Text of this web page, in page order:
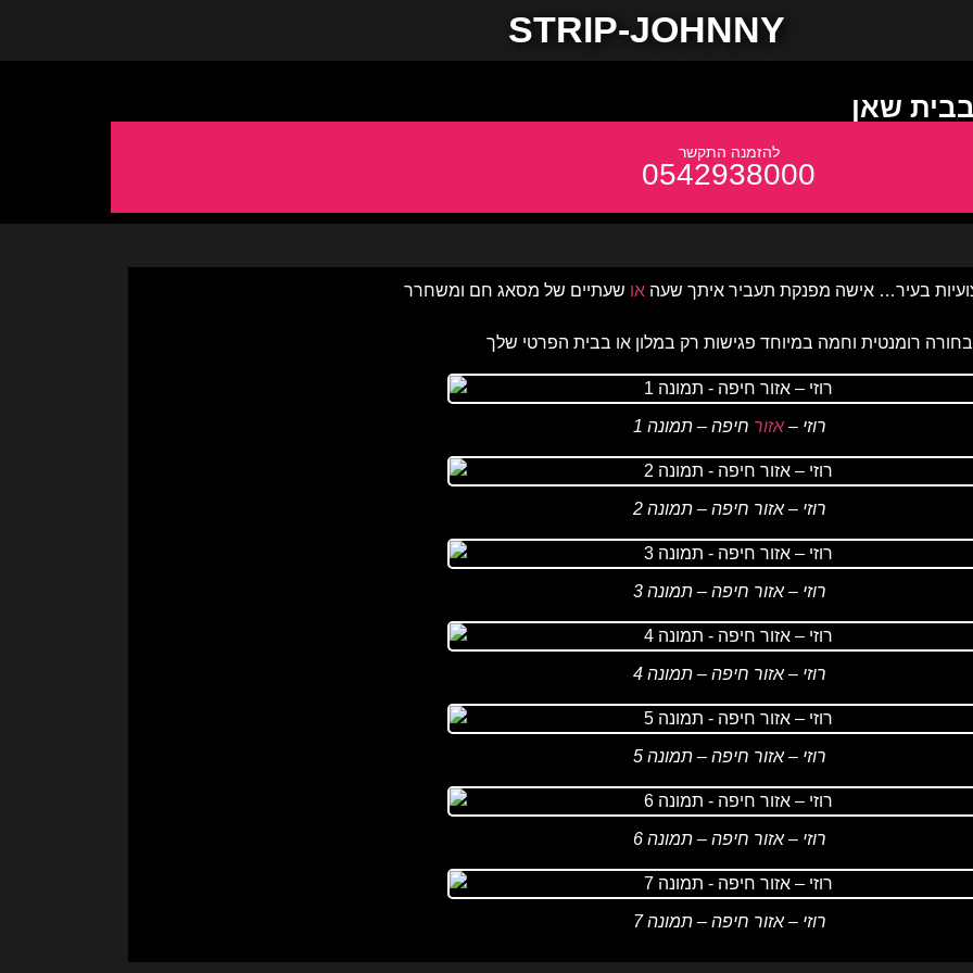
STRIP-JOHNNY
בבית שאן
0542938000
בעיר… אישה מפנקת תעביר איתך שעה או
בחורה רומנטית וחמה במיוחד פגישות רק במלון או בבית הפרטי שלך
רוזי –אזור חיפה – תמונה 1
רוזי – אזור חיפה – תמונה 2
רוזי – אזור חיפה – תמונה 3
רוזי – אזור חיפה – תמונה 4
רוזי – אזור חיפה – תמונה 5
רוזי – אזור חיפה – תמונה 6
רוזי – אזור חיפה – תמונה 7